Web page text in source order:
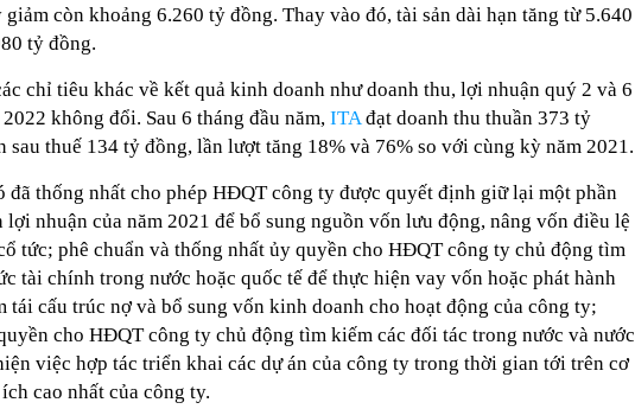
còn khoảng 6.260 tỷ đồng. Thay vào đó, tài sản dài hạn tăng từ 5.640
tỷ đồng.
chỉ tiêu khác về kết quả kinh doanh như doanh thu, lợi nhuận quý 2 và 6
không đổi. Sau 6 tháng đầu năm, ITA đạt doanh thu thuần 373 tỷ
sau thuế 134 tỷ đồng, lần lượt tăng 18% và 76% so với cùng kỳ năm 2021.
thống nhất cho phép HĐQT công ty được quyết định giữ lại một phần
lợi nhuận của năm 2021 để bổ sung nguồn vốn lưu động, nâng vốn điều lệ
tức; phê chuẩn và thống nhất ủy quyền cho HĐQT công ty chủ động tìm
tài chính trong nước hoặc quốc tế để thực hiện vay vốn hoặc phát hành
tái cấu trúc nợ và bổ sung vốn kinh doanh cho hoạt động của công ty;
cho HĐQT công ty chủ động tìm kiếm các đối tác trong nước và nước
việc hợp tác triển khai các dự án của công ty trong thời gian tới trên cơ
cao nhất của công ty.